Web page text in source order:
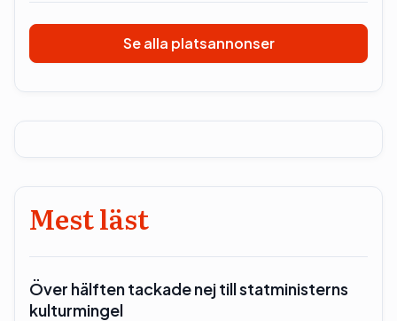
Se alla platsannonser
Mest läst
Över hälften tackade nej till statministerns
kulturmingel